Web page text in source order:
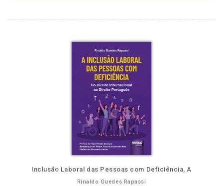
Inclusão Laboral das Pessoas com Deficiência, A
Rinaldo Guedes Rapassi